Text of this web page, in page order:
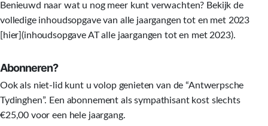
Benieuwd naar wat u nog meer kunt verwachten? Bekijk de
volledige inhoudsopgave van alle jaargangen tot en met 2023
[hier](inhoudsopgave AT alle jaargangen tot en met 2023).
Abonneren?
Ook als niet-lid kunt u volop genieten van de “Antwerpsche
Tydinghen”. Een abonnement als sympathisant kost slechts
€25,00 voor een hele jaargang.